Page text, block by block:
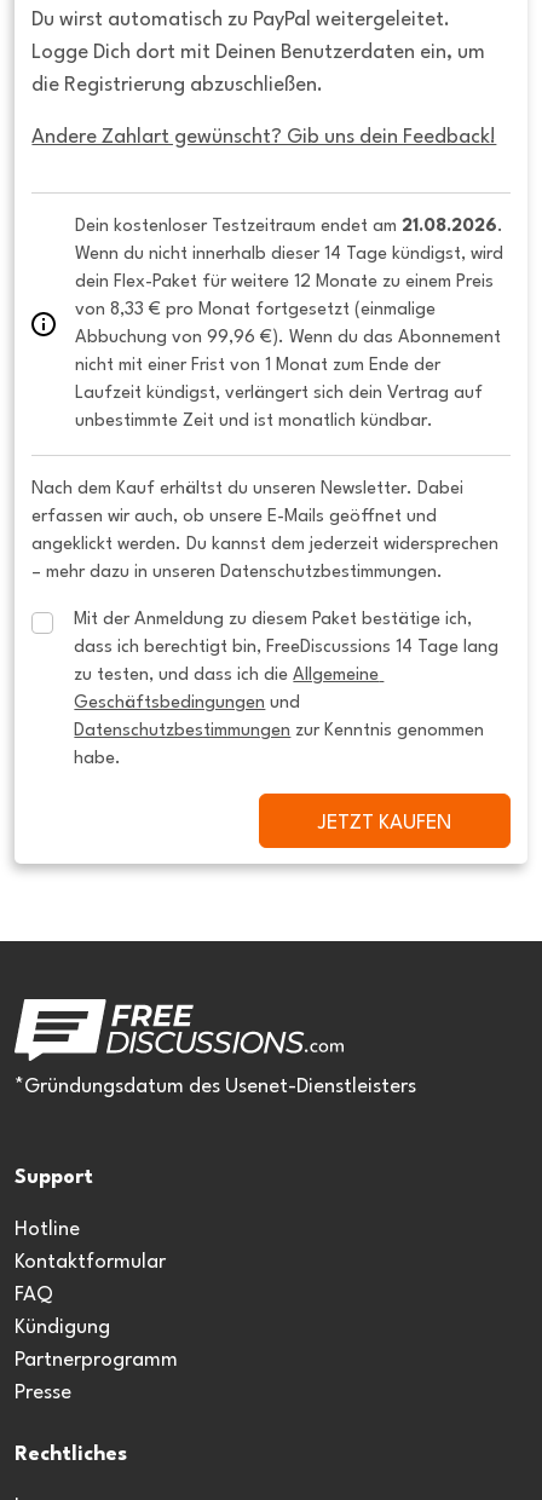
Du wirst automatisch zu PayPal weitergeleitet.
Logge Dich dort mit Deinen Benutzerdaten ein, um
die Registrierung abzuschließen.
Andere Zahlart gewünscht? Gib uns dein Feedback!
Dein kostenloser Testzeitraum endet am 21.08.2026.
Wenn du nicht innerhalb dieser 14 Tage kündigst, wird
dein Flex-Paket für weitere 12 Monate zu einem Preis
von 8,33 € pro Monat fortgesetzt (einmalige
Abbuchung von 99,96 €). Wenn du das Abonnement
nicht mit einer Frist von 1 Monat zum Ende der
Laufzeit kündigst, verlängert sich dein Vertrag auf
unbestimmte Zeit und ist monatlich kündbar.
Nach dem Kauf erhältst du unseren Newsletter. Dabei
erfassen wir auch, ob unsere E-Mails geöffnet und
angeklickt werden. Du kannst dem jederzeit widersprechen
– mehr dazu in unseren Datenschutzbestimmungen.
Mit der Anmeldung zu diesem Paket bestätige ich,
dass ich berechtigt bin, FreeDiscussions 14 Tage lang
zu testen, und dass ich die Allgemeine
Geschäftsbedingungen
Datenschutzbestimmungen zur Kenntnis genommen
habe.
JETZT KAUFEN
*Gründungsdatum des Usenet-Dienstleisters
Support
Hotline
Kontaktformular
FAQ
Kündigung
Partnerprogramm
Presse
Rechtliches